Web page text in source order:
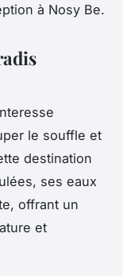
à Nosy Be.
le souffle et
destination
ses eaux
offrant un
et